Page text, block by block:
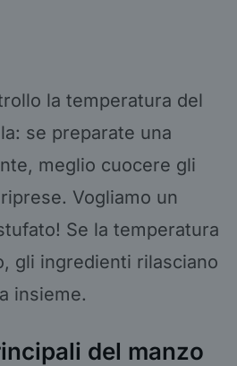
la temperatura del
se preparate una
meglio cuocere gli
Vogliamo un
Se la temperatura
gli ingredienti rilasciano
insieme.
del manzo